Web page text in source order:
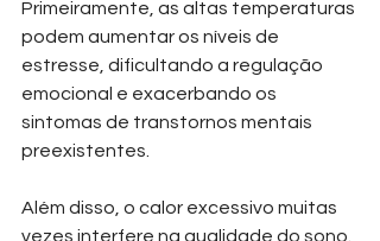
Primeiramente, as altas temperaturas
podem aumentar os níveis de
estresse, dificultando a regulação
emocional e exacerbando os
sintomas de transtornos mentais
preexistentes.
Além disso, o calor excessivo muitas
vezes interfere na qualidade do sono.